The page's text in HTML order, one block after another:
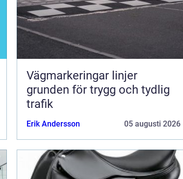
Vägmarkeringar linjer
grunden för trygg och tydlig
trafik
Erik Andersson 05 augusti 2026